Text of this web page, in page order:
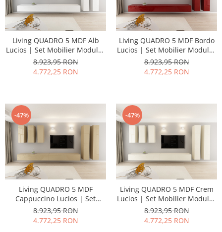
Living QUADRO 5 MDF Alb
Lucios | Set Mobilier Modular
Suspendat Premium
Configurabil pentru un Living
Modern Fără Mânere/Push to
8.923,95 RON
4.772,25 RON
Living QUADRO 5 MDF Bordo
Lucios | Set Mobilier Modular
Suspendat Premium
Configurabil pentru un Living
Modern Fără Mânere/Push to
8.923,95 RON
4.772,25 RON
-47%
Living QUADRO 5 MDF
Cappuccino Lucios | Set
Mobilier Modular Suspendat
Premium Configurabil pentru
un Living Modern Fără
8.923,95 RON
4.772,25 RON
-47%
Living QUADRO 5 MDF Crem
Lucios | Set Mobilier Modular
Suspendat Premium
Configurabil pentru un Living
Modern Fără Mânere/Push to
8.923,95 RON
4.772,25 RON